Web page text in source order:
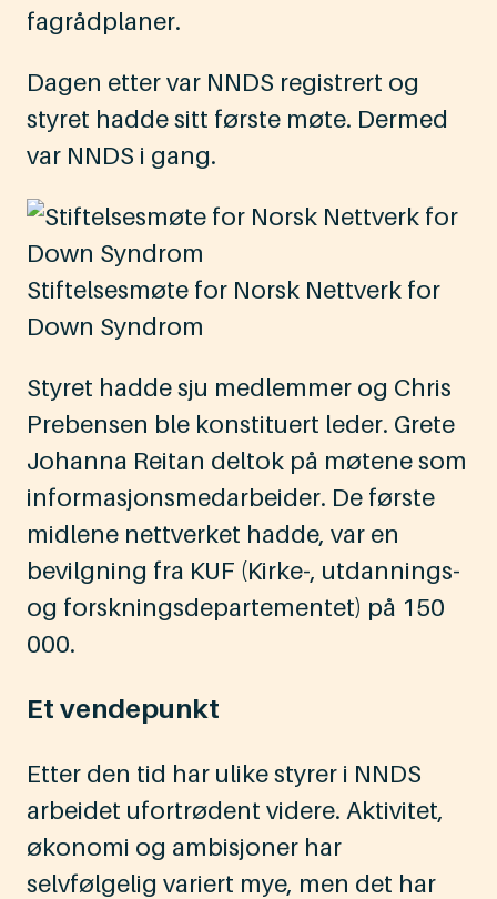
fagrådplaner.
Dagen etter var NNDS registrert og
styret hadde sitt første møte. Dermed
var NNDS i gang.
Stiftelsesmøte for Norsk Nettverk for
Down Syndrom
Styret hadde sju medlemmer og Chris
Prebensen ble konstituert leder. Grete
Johanna Reitan deltok på møtene som
informasjonsmedarbeider. De første
midlene nettverket hadde, var en
bevilgning fra KUF (Kirke-, utdannings-
og forskningsdepartementet) på 150
000.
Et vendepunkt
Etter den tid har ulike styrer i NNDS
arbeidet ufortrødent videre. Aktivitet,
økonomi og ambisjoner har
selvfølgelig variert mye, men det har